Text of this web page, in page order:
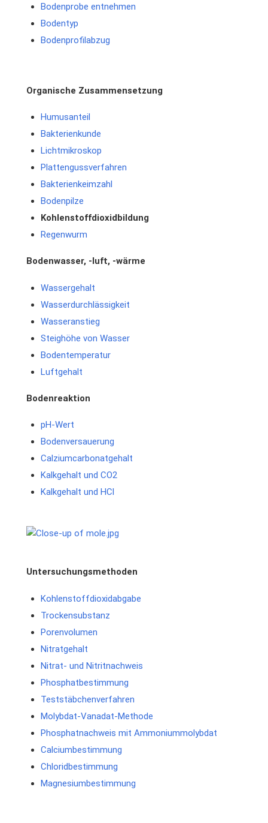
Bodenprobe entnehmen
Bodentyp
Bodenprofilabzug
Organische Zusammensetzung
Humusanteil
Bakterienkunde
Lichtmikroskop
Plattengussverfahren
Bakterienkeimzahl
Bodenpilze
Kohlenstoffdioxidbildung
Regenwurm
Bodenwasser, -luft, -wärme
Wassergehalt
Wasserdurchlässigkeit
Wasseranstieg
Steighöhe von Wasser
Bodentemperatur
Luftgehalt
Bodenreaktion
pH-Wert
Bodenversauerung
Calziumcarbonatgehalt
Kalkgehalt und CO2
Kalkgehalt und HCl
Untersuchungsmethoden
Kohlenstoffdioxidabgabe
Trockensubstanz
Porenvolumen
Nitratgehalt
Nitrat- und Nitritnachweis
Phosphatbestimmung
Teststäbchenverfahren
Molybdat-Vanadat-Methode
Phosphatnachweis mit Ammoniummolybdat
Calciumbestimmung
Chloridbestimmung
Magnesiumbestimmung